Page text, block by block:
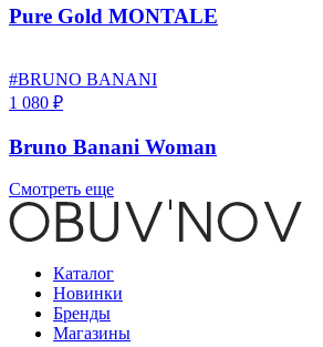
Pure Gold MONTALE
#BRUNO BANANI
1 080 ₽
Bruno Banani Woman
Смотреть еще
Каталог
Новинки
Бренды
Магазины